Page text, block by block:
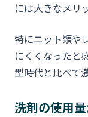
には大きなメリ
特にニット類や
にくくなったと
型時代と比べて
洗剤の使用